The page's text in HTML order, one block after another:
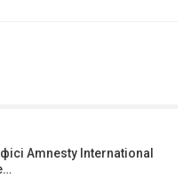
Amnesty International